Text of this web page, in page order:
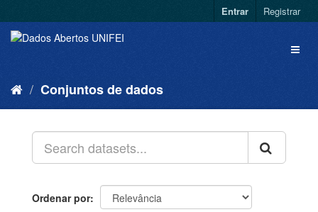
Entrar Registrar
Conjuntos de dados
Ordenar por